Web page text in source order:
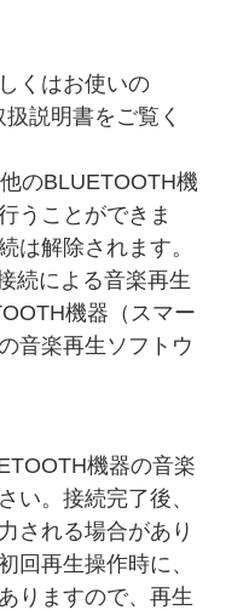
くはお使いの
説明書をご覧く
のBLUETOOTH機
うことができま
は解除されます。
続による音楽再生
機器（スマー
音楽再生ソフトウ
機器の音楽
い。接続完了後、
される場合があり
回再生操作時に、
りますので、再生